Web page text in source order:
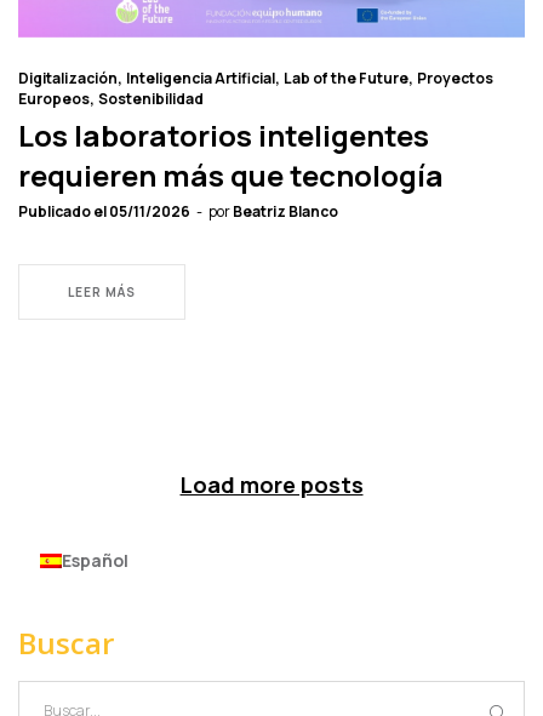
Digitalización Inteligencia Artificial Lab of the Future Proyectos
Europeos Sostenibilidad
Los laboratorios inteligentes
requieren más que tecnología
Publicado el05/11/2026 porBeatriz Blanco
LEER MÁS
Load more posts
Español
Buscar